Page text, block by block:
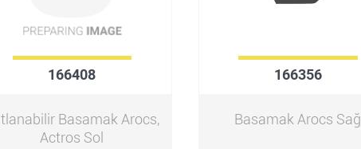
166408
Basamak Arocs,
Actros Sol
166356
Basamak Arocs Sağ